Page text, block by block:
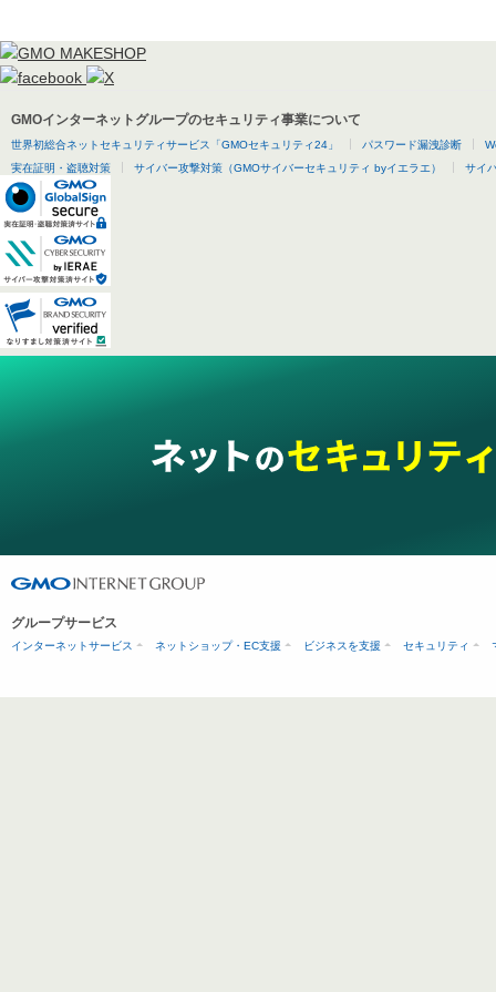
GMOインターネットグループのセキュリティ事業について
世界初総合ネットセキュリティサービス「GMOセキュリティ24」 パスワード漏洩診断
実在証明・盗聴対策
サイバー攻撃対策（GMOサイバーセキュリティ byイエラエ） サイ
グループサービス
インターネットサービス ネットショップ・EC支援 ビジネスを支援 セキュリティ